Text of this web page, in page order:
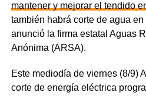
mantener y mejorar el tendido
también habrá corte de agua
anunció la firma estatal Aguas
Anónima (ARSA).
Este mediodía de viernes (8/9)
corte de energía eléctrica